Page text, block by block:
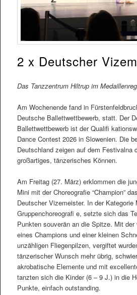
2 x Deutscher
Das Tanzzentrum Hiltrup im
Am Wochenende fand in
Deutsche Ballettwettbewerb, statt. Der
Ballettwettbewerb ist der Qualifi
Dance Contest 2026 in Slowenien. Die
Deutschland zeigen auf dem Festivalna
großartiges, tänzerisches Können.
Am Freitag (27. März) erklommen die
Mini mit der Choreografie “Champion”
Deutscher Vizemeister. In der Kategorie
Gruppenchoreografi e, setzte sich das
Punkten souverän an die Spitze. Mit
eines Champions und einer kleinen
unzähligen Fliegenpilzen, vergiftet
tänzerischer Wunsch mehr übrig,
akrobatische Elemente und mit
tanzten sich die Kinder (6 – 9 J.) in die
Punkte, einfach outstanding.